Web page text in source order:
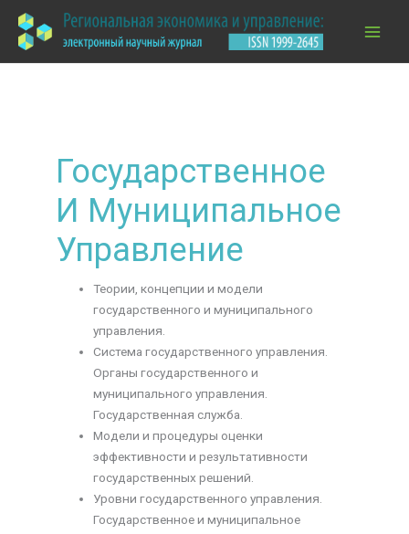
содержимому
Государственное
И Муниципальное
Управление
Теории, концепции и модели
государственного и муниципального
управления.
Система государственного управления.
Органы государственного и
муниципального управления.
Государственная служба.
Модели и процедуры оценки
эффективности и результативности
государственных решений.
Уровни государственного управления.
Государственное и муниципальное